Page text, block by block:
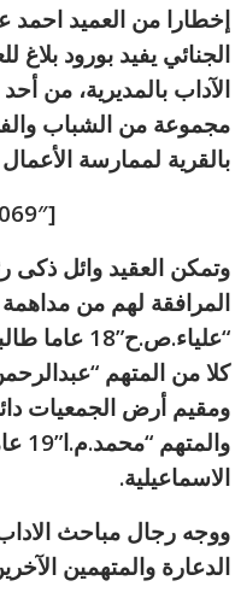
إخطارا من العميد احمد
الجنائي يفيد بورود
الآداب بالمديرية، من
مجموعة من الشباب
بالقرية لممارسة الأعمال
[ad id=”10069″]
وتمكن العقيد وائل ذكى
المرافقة لهم من
ومقيم أرض الجمعيات
الاسماعيلية.
ووجه رجال مباحث
الدعارة والمتهمين